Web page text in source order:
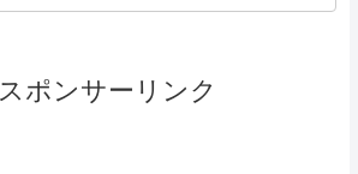
スポンサーリンク